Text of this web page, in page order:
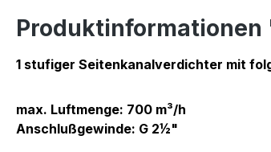
Produktinformationen
1 stufiger Seitenkanalverdichter mit
max. Luftmenge: 700 m³/h
Anschlußgewinde: G 2½"